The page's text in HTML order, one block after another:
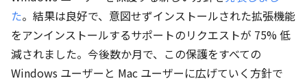
た。結果は良好で、意図せずインストールされた拡張機能
をアンインストールするサポートのリクエストが 75% 低
減されました。今後数か月で、この保護をすべての
Windows ユーザーと Mac ユーザーに広げていく方針で